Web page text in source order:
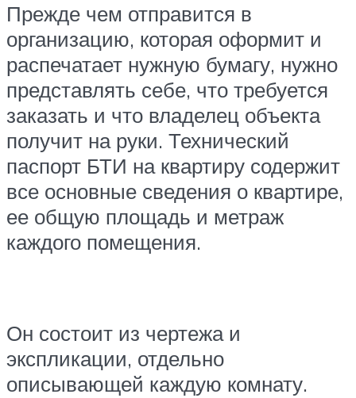
Прежде чем отправится в
организацию, которая оформит и
распечатает нужную бумагу, нужно
представлять себе, что требуется
заказать и что владелец объекта
получит на руки. Технический
паспорт БТИ на квартиру содержит
все основные сведения о квартире,
ее общую площадь и метраж
каждого помещения.
Он состоит из чертежа и
экспликации, отдельно
описывающей каждую комнату.